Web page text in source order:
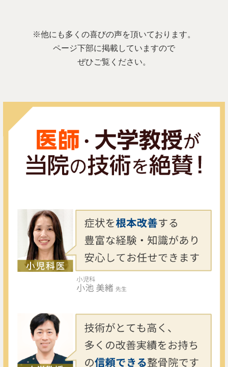
※他にも多くの喜びの声を頂いております。
ページ下部に掲載していますので
ぜひご覧ください。